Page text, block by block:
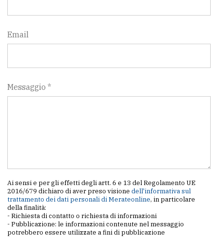
Email
Messaggio *
Ai sensi e per gli effetti degli artt. 6 e 13 del Regolamento UE
2016/679 dichiaro di aver preso visione dell'informativa sul
trattamento dei dati personali di Merateonline, in particolare
della finalità:
- Richiesta di contatto o richiesta di informazioni
- Pubblicazione: le informazioni contenute nel messaggio
potrebbero essere utilizzate a fini di pubblicazione